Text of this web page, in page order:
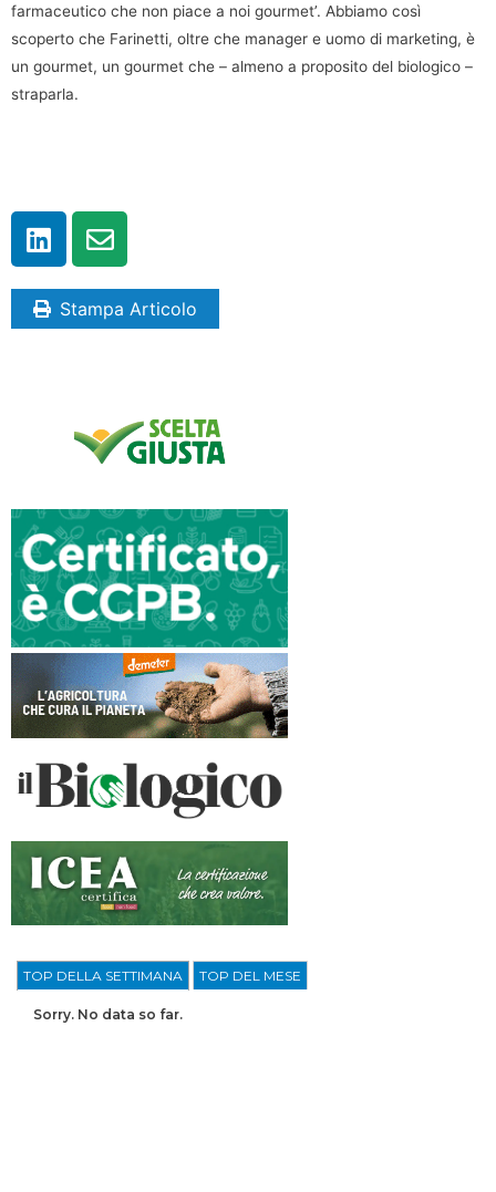
farmaceutico che non piace a noi gourmet’. Abbiamo così
scoperto che Farinetti, oltre che manager e uomo di marketing, è
un gourmet, un gourmet che – almeno a proposito del biologico –
straparla.
Stampa Articolo
TOP DELLA SETTIMANA TOP DEL MESE
Sorry. No data so far.